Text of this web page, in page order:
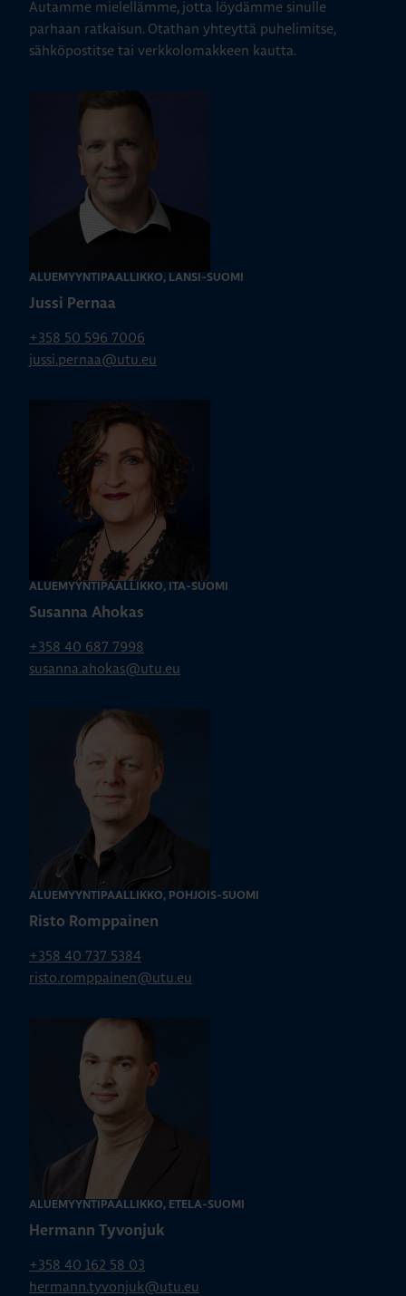
KATSO KAIKKI ARTIKKELIT
Autamme mielellämme, jotta löydämme sinulle
parhaan ratkaisun. Otathan yhteyttä puhelimitse,
sähköpostitse tai verkkolomakkeen kautta.
ALUEMYYNTIPÄÄLLIKKÖ, LÄNSI-SUOMI
Jussi Pernaa
+358 50 596 7006
jussi.pernaa@utu.eu
ALUEMYYNTIPÄÄLLIKKÖ, ITÄ-SUOMI
Susanna Ahokas
+358 40 687 7998
susanna.ahokas@utu.eu
ALUEMYYNTIPÄÄLLIKKÖ, POHJOIS-SUOMI
Risto Romppainen
+358 40 737 5384
risto.romppainen@utu.eu
ALUEMYYNTIPÄÄLLIKKÖ, ETELÄ-SUOMI
Hermann Tyvonjuk
+358 40 162 58 03
hermann.tyvonjuk@utu.eu